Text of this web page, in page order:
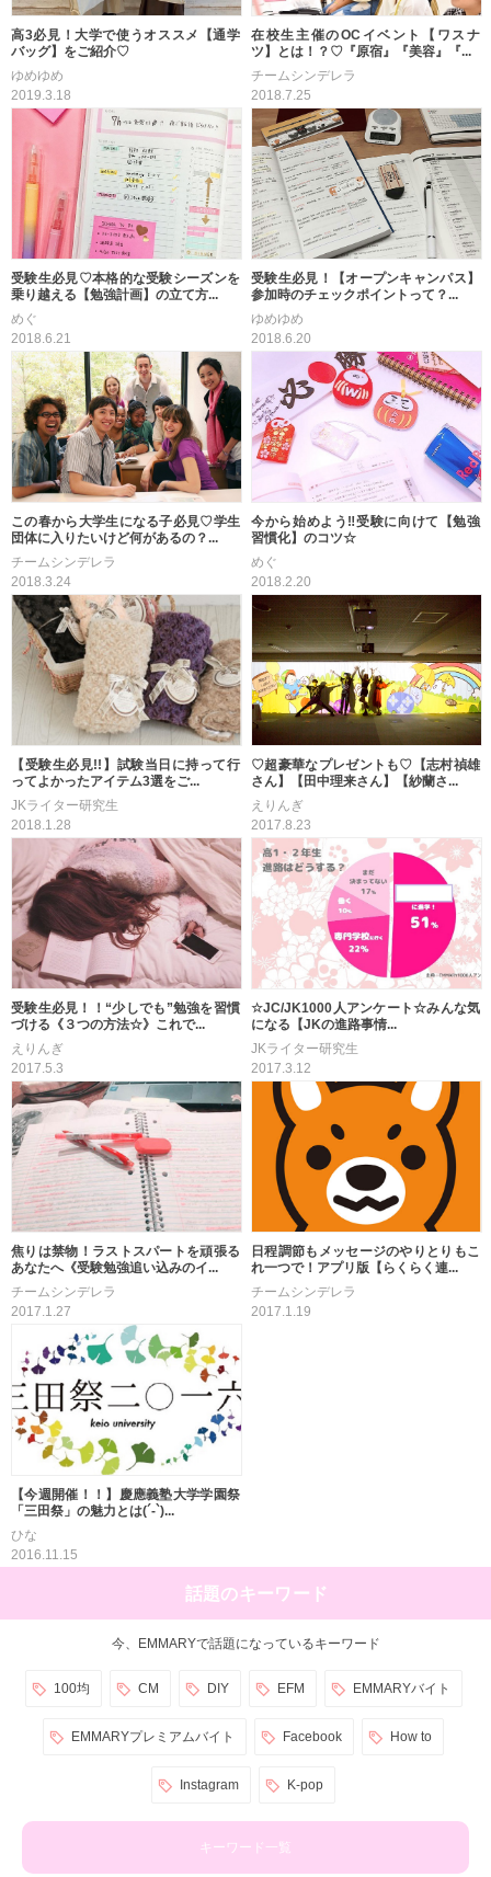
高3必見！大学で使うオススメ【通学
バッグ】をご紹介♡
ゆめゆめ
2019.3.18
在校生主催のOCイベント【ワスナ
ツ】とは！？♡『原宿』『美容』『...
チームシンデレラ
2018.7.25
受験生必見♡本格的な受験シーズンを
乗り越える【勉強計画】の立て方...
めぐ
2018.6.21
受験生必見！【オープンキャンパス】
参加時のチェックポイントって？...
ゆめゆめ
2018.6.20
この春から大学生になる子必見♡学生
団体に入りたいけど何があるの？...
チームシンデレラ
2018.3.24
今から始めよう‼受験に向けて【勉強
習慣化】のコツ☆
めぐ
2018.2.20
【受験生必見!!】試験当日に持って行
ってよかったアイテム3選をご...
JKライター研究生
2018.1.28
♡超豪華なプレゼントも♡【志村禎雄
さん】【田中理来さん】【紗蘭さ...
えりんぎ
2017.8.23
受験生必見！！“少しでも”勉強を習慣
づける《３つの方法☆》これで...
えりんぎ
2017.5.3
☆JC/JK1000人アンケート☆みんな気
になる【JKの進路事情...
JKライター研究生
2017.3.12
焦りは禁物！ラストスパートを頑張る
あなたへ《受験勉強追い込みのイ...
チームシンデレラ
2017.1.27
日程調節もメッセージのやりとりもこ
れ一つで！アプリ版【らくらく連...
チームシンデレラ
2017.1.19
【今週開催！！】慶應義塾大学学園祭
「三田祭」の魅力とは(´-`)...
ひな
2016.11.15
話題のキーワード
今、EMMARYで話題になっているキーワード
100均 CM DIY EFM EMMARYバイト
EMMARYプレミアムバイト Facebook How to
Instagram K-pop
キーワード一覧